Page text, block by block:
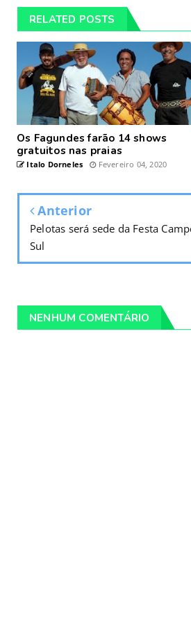
RELATED POSTS
Os Fagundes farão 14 shows
gratuitos nas praias
Italo Dorneles Fevereiro 04, 2020
Anterior
Pelotas será sede da Festa
Sul
NENHUM COMENTÁRIO